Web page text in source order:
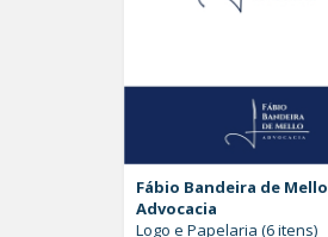
Fábio Bandeira de Mello
Advocacia
Logo e Papelaria (6 itens)